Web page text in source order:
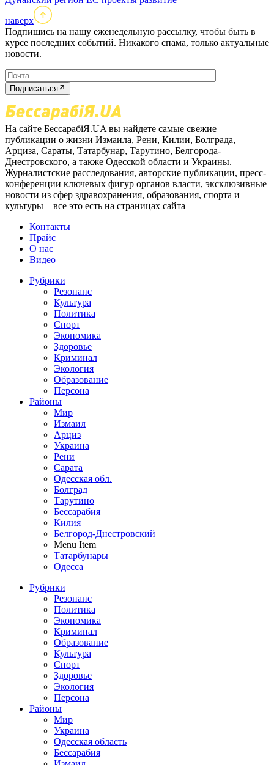
наверх
Подпишись на нашу еженедельную рассылку, чтобы быть в
курсе последних событий. Никакого спама, только актуальные
новости.
Подписаться
На сайте БессарабіЯ.UA вы найдете самые свежие
публикации о жизни Измаила, Рени, Килии, Болграда,
Арциза, Сараты, Татарбунар, Тарутино, Белгорода-
Днестровского, а также Одесской области и Украины.
Журналистские расследования, авторские публикации, пресс-
конференции ключевых фигур органов власти, эксклюзивные
новости из сфер здравохранения, образования, спорта и
культуры – все это есть на страницах сайта
Контакты
Прайс
О нас
Видео
Рубрики
Резонанс
Культура
Политика
Спорт
Экономика
Здоровье
Криминал
Экология
Образование
Персона
Районы
Мир
Измаил
Арциз
Украина
Рени
Сарата
Одесская обл.
Болград
Тарутино
Бессарабия
Килия
Белгород-Днестровский
Menu Item
Татарбунары
Одесса
Рубрики
Резонанс
Политика
Экономика
Криминал
Образование
Культура
Спорт
Здоровье
Экология
Персона
Районы
Мир
Украина
Одесская область
Бессарабия